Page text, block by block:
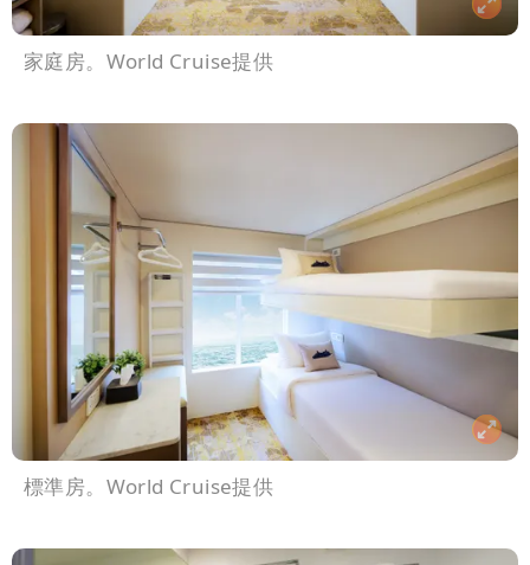
家庭房。World Cruise提供
標準房。World Cruise提供